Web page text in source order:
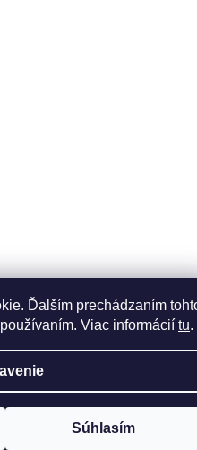
Ďalším prechádzaním
Viac informácií tu.
Súhlasím